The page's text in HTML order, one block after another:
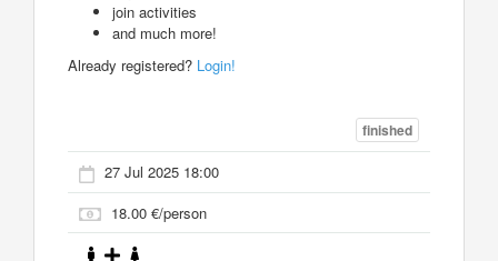
join activities
and much more!
Already registered? Login!
finished
27 Jul 2025 18:00
18.00 €/person